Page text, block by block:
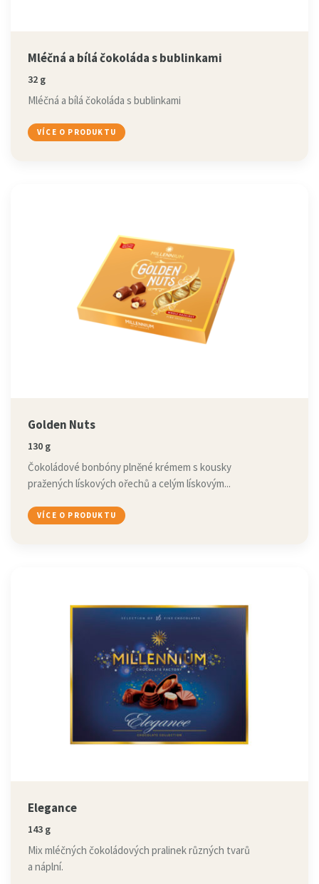
Mléčná a bílá čokoláda s bublinkami
32 g
Mléčná a bílá čokoláda s bublinkami
VÍCE O PRODUKTU
Golden Nuts
130 g
Čokoládové bonbóny plněné krémem s kousky
pražených lískových ořechů a celým lískovým...
VÍCE O PRODUKTU
Elegance
143 g
Mix mléčných čokoládových pralinek různých tvarů
a náplní.